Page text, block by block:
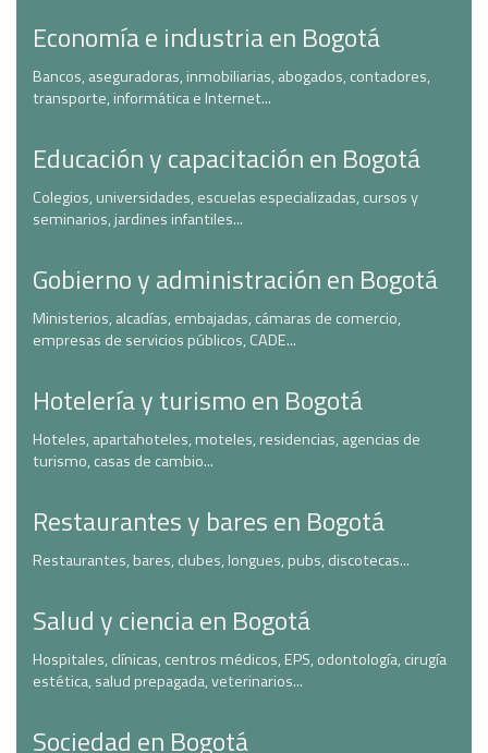
Economía e industria en Bogotá
Bancos, aseguradoras, inmobiliarias, abogados, contadores,
transporte, informática e Internet...
Educación y capacitación en Bogotá
Colegios, universidades, escuelas especializadas, cursos y
seminarios, jardines infantiles...
Gobierno y administración en Bogotá
Ministerios, alcadías, embajadas, cámaras de comercio,
empresas de servicios públicos, CADE...
Hotelería y turismo en Bogotá
Hoteles, apartahoteles, moteles, residencias, agencias de
turismo, casas de cambio...
Restaurantes y bares en Bogotá
Restaurantes, bares, clubes, longues, pubs, discotecas...
Salud y ciencia en Bogotá
Hospitales, clínicas, centros médicos, EPS, odontología, cirugía
estética, salud prepagada, veterinarios...
Sociedad en Bogotá